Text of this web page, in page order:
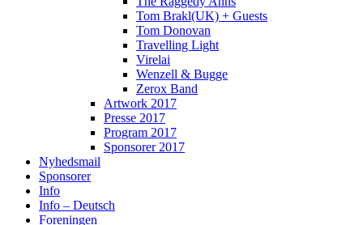
Tom Brakl(UK) + Guests
Tom Donovan
Travelling Light
Virelai
Wenzell & Bugge
Zerox Band
Artwork 2017
Presse 2017
Program 2017
Sponsorer 2017
Nyhedsmail
Sponsorer
Info
Info – Deutsch
Foreningen